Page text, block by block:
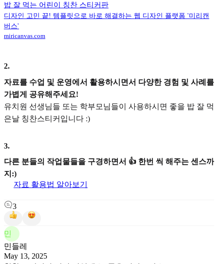
밥 잘 먹는 어린이 칭찬 스티커판
디자인 고민 끝! 템플릿으로 바로 해결하는 웹 디자인 플랫폼 '미리캔
버스'
miricanvas.com
2.
자료를 수업 및 운영에서 활용하시면서 다양한 경험 및 사례를
가볍게 공유해주세요!
유치원 선생님들 또는 학부모님들이 사용하시면 좋을 밥 잘 먹
은날 칭찬스티커입니다 :)
3.
다른 분들의 작업물들을 구경하면서 👍 한번 씩 해주는 센스까
지:)
자료 활용법 알아보기
3
민
민들레
May 13, 2025